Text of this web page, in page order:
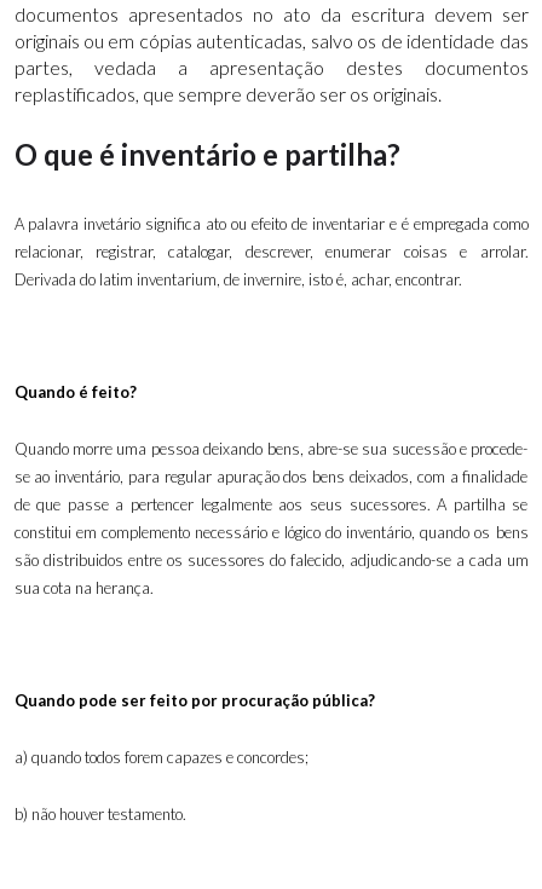
documentos apresentados no ato da escritura devem ser
originais ou em cópias autenticadas, salvo os de identidade das
partes, vedada a apresentação destes documentos
replastificados, que sempre deverão ser os originais.
O que é inventário e partilha?
A palavra invetário significa ato ou efeito de inventariar e é empregada como
relacionar, registrar, catalogar, descrever, enumerar coisas e arrolar.
Derivada do latim inventarium, de invernire, isto é, achar, encontrar.
Quando é feito?
Quando morre uma pessoa deixando bens, abre-se sua sucessão e procede-
se ao inventário, para regular apuração dos bens deixados, com a finalidade
de que passe a pertencer legalmente aos seus sucessores. A partilha se
constitui em complemento necessário e lógico do inventário, quando os bens
são distribuidos entre os sucessores do falecido, adjudicando-se a cada um
sua cota na herança.
Quando pode ser feito por procuração pública?
a) quando todos forem capazes e concordes;
b) não houver testamento.